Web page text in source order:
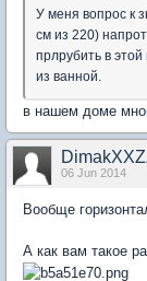
У меня вопрос к
см из 220)
прлрубить в
из ванной.
в нашем доме
06 Jun 2014
Вообще
А как вам такое